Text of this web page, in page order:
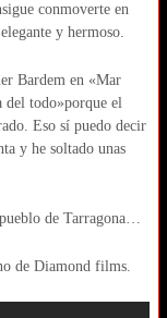
conmoverte en
y hermoso.
Bardem en «Mar
del todo»porque el
Eso sí puedo decir
y he soltado unas
pueblo de Tarragona…
de Diamond films.